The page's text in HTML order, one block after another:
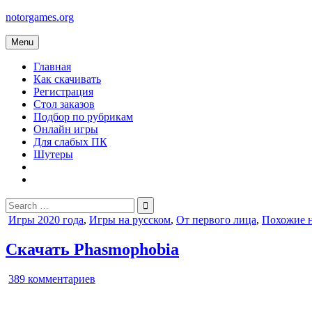
Skip
content
notorgames.org
Menu
Главная
Как скачивать
Регистрация
Стол заказов
Подбор по рубрикам
Онлайн игры
Для слабых ПК
Шутеры
Search
for:
Posted
Игры 2020 года, Игры на русском, От первого лица, Похожие
Скачать Phasmophobia
389 комментариев